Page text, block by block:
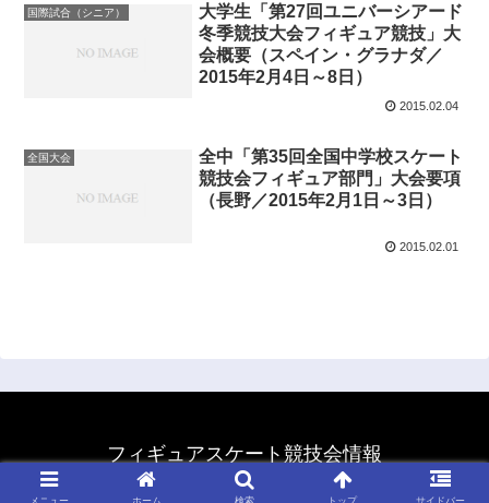
国際試合（シニア）
大学生「第27回ユニバーシアード
冬季競技大会フィギュア競技」大
会概要（スペイン・グラナダ／
2015年2月4日～8日）
2015.02.04
全国大会
全中「第35回全国中学校スケート
競技会フィギュア部門」大会要項
（長野／2015年2月1日～3日）
2015.02.01
フィギュアスケート競技会情報
© 2011 フィギュアスケート競技会情報.
メニュー ホーム 検索 トップ サイドバー